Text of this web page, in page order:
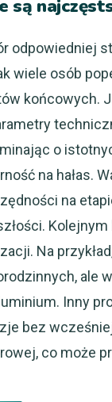
są
odpowiedniej
wiele osób
końcowych.
o
na hałas.
na
Na
ale
Inny
bez
co może